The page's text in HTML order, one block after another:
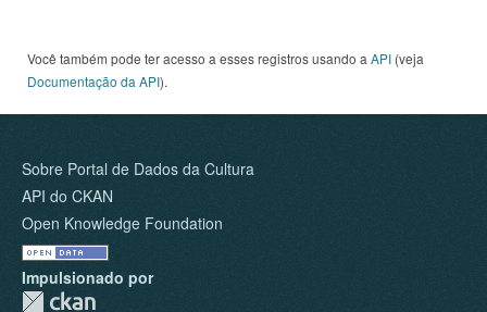
Você também pode ter acesso a esses registros usando a API (veja
Documentação da API).
Sobre Portal de Dados da Cultura
API do CKAN
Open Knowledge Foundation
Impulsionado por